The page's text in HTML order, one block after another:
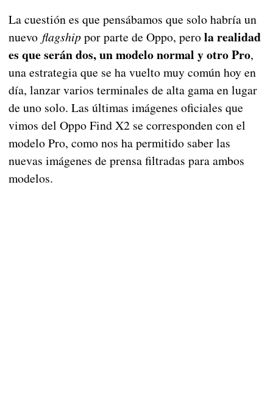
La cuestión es que pensábamos que solo habría un
nuevo flagshippor parte de Oppo, perola realidad
es que serán dos, un modelo normal y otro Pro,
una estrategia que se ha vuelto muy común hoy en
día, lanzar varios terminales de alta gama en lugar
de uno solo. Las últimas imágenes oficiales que
vimos del Oppo Find X2 se corresponden con el
modelo Pro, como nos ha permitido saber las
nuevas imágenes de prensa filtradas para ambos
modelos.